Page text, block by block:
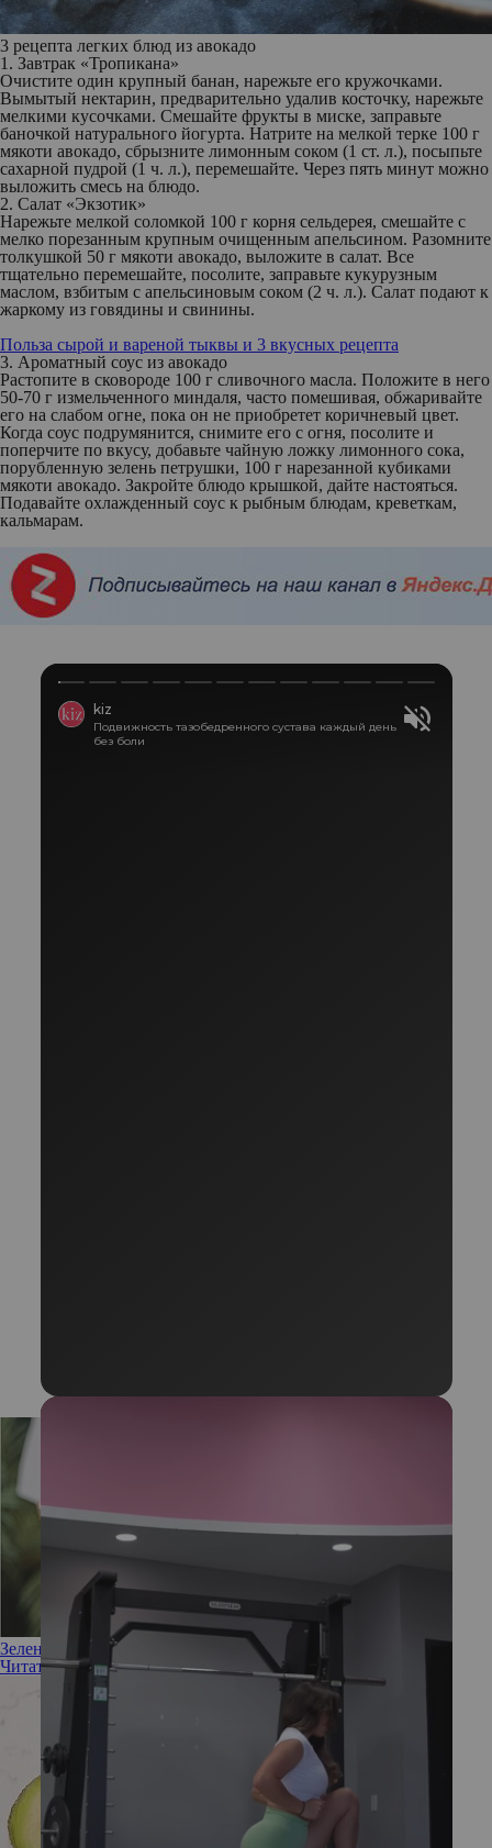
3 рецепта легких блюд из авокадо
1. Завтрак «Тропикана»
Очистите один крупный банан, нарежьте его кружочками.
Вымытый нектарин, предварительно удалив косточку, нарежьте
мелкими кусочками. Смешайте фрукты в миске, заправьте
баночкой натурального йогурта. Натрите на мелкой терке 100 г
мякоти авокадо, сбрызните лимонным соком (1 ст. л.), посыпьте
сахарной пудрой (1 ч. л.), перемешайте. Через пять минут можно
выложить смесь на блюдо.
2. Салат «Экзотик»
Нарежьте мелкой соломкой 100 г корня сельдерея, смешайте с
мелко порезанным крупным очищенным апельсином. Разомните
толкушкой 50 г мякоти авокадо, выложите в салат. Все
тщательно перемешайте, посолите, заправьте кукурузным
маслом, взбитым с апельсиновым соком (2 ч. л.). Салат подают к
жаркому из говядины и свинины.
Польза сырой и вареной тыквы и 3 вкусных рецепта
3. Ароматный соус из авокадо
Растопите в сковороде 100 г сливочного масла. Положите в него
50-70 г измельченного миндаля, часто помешивая, обжаривайте
его на слабом огне, пока он не приобретет коричневый цвет.
Когда соус подрумянится, снимите его с огня, посолите и
поперчите по вкусу, добавьте чайную ложку лимонного сока,
порубленную зелень петрушки, 100 г нарезанной кубиками
мякоти авокадо. Закройте блюдо крышкой, дайте настояться.
Подавайте охлажденный соус к рыбным блюдам, креветкам,
кальмарам.
Зеленая ягода: чем полезен авокадо для кожи
Читать полностью